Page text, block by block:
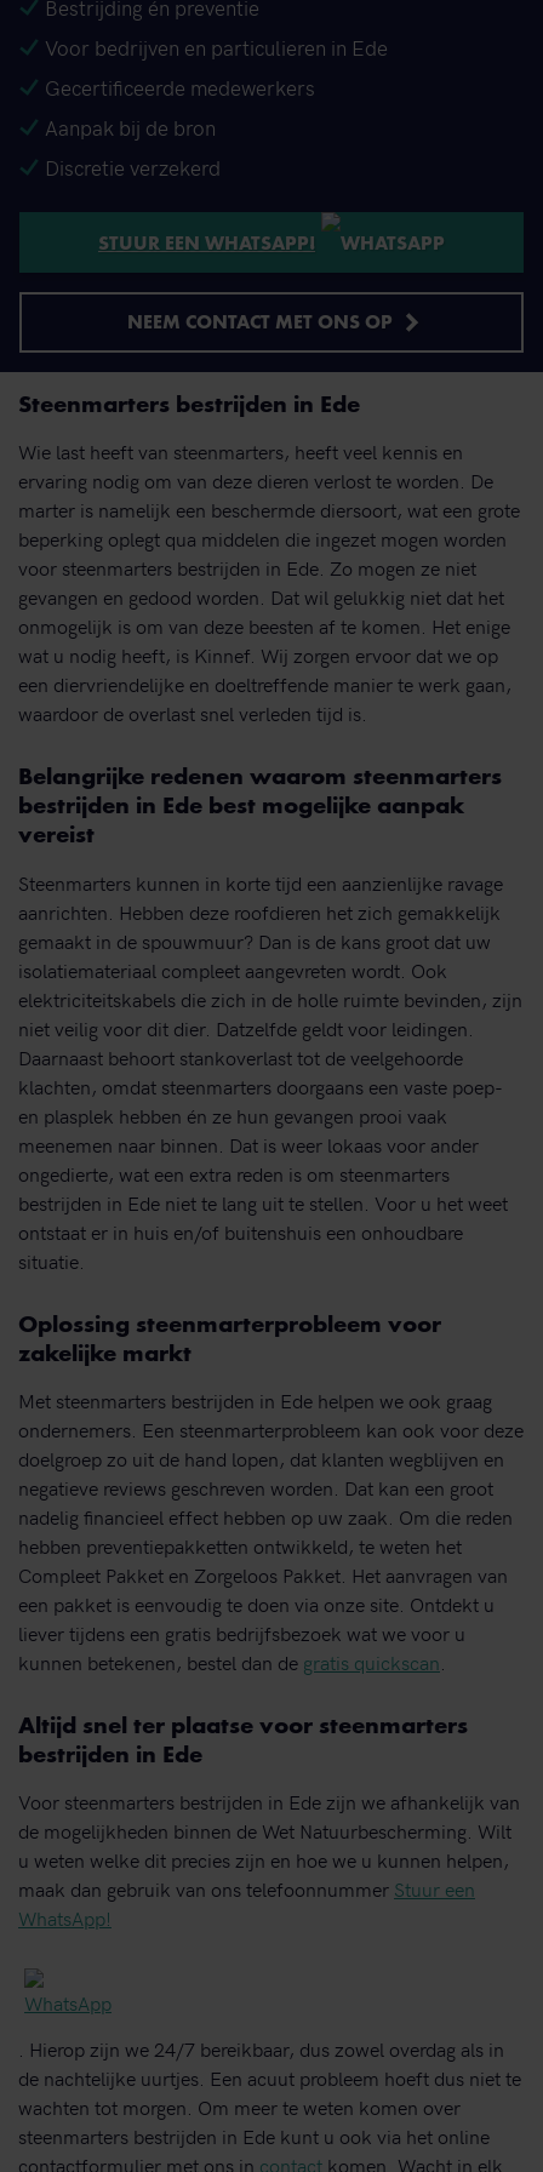
Bestrijding én preventie
Voor bedrijven en particulieren in Ede
Gecertificeerde medewerkers
Aanpak bij de bron
Discretie verzekerd
STUUR EEN WHATSAPP!
NEEM CONTACT MET ONS OP
Steenmarters bestrijden in Ede
Wie last heeft van steenmarters, heeft veel kennis en
ervaring nodig om van deze dieren verlost te worden. De
marter is namelijk een beschermde diersoort, wat een grote
beperking oplegt qua middelen die ingezet mogen worden
voor steenmarters bestrijden in Ede. Zo mogen ze niet
gevangen en gedood worden. Dat wil gelukkig niet dat het
onmogelijk is om van deze beesten af te komen. Het enige
wat u nodig heeft, is Kinnef. Wij zorgen ervoor dat we op
een diervriendelijke en doeltreffende manier te werk gaan,
waardoor de overlast snel verleden tijd is.
Belangrijke redenen waarom steenmarters
bestrijden in Ede best mogelijke aanpak
vereist
Steenmarters kunnen in korte tijd een aanzienlijke ravage
aanrichten. Hebben deze roofdieren het zich gemakkelijk
gemaakt in de spouwmuur? Dan is de kans groot dat uw
isolatiemateriaal compleet aangevreten wordt. Ook
elektriciteitskabels die zich in de holle ruimte bevinden, zijn
niet veilig voor dit dier. Datzelfde geldt voor leidingen.
Daarnaast behoort stankoverlast tot de veelgehoorde
klachten, omdat steenmarters doorgaans een vaste poep-
en plasplek hebben én ze hun gevangen prooi vaak
meenemen naar binnen. Dat is weer lokaas voor ander
ongedierte, wat een extra reden is om steenmarters
bestrijden in Ede niet te lang uit te stellen. Voor u het weet
ontstaat er in huis en/of buitenshuis een onhoudbare
situatie.
Oplossing steenmarterprobleem voor
zakelijke markt
Met steenmarters bestrijden in Ede helpen we ook graag
ondernemers. Een steenmarterprobleem kan ook voor deze
doelgroep zo uit de hand lopen, dat klanten wegblijven en
negatieve reviews geschreven worden. Dat kan een groot
nadelig financieel effect hebben op uw zaak. Om die reden
hebben preventiepakketten ontwikkeld, te weten het
Compleet Pakket en Zorgeloos Pakket. Het aanvragen van
een pakket is eenvoudig te doen via onze site. Ontdekt u
liever tijdens een gratis bedrijfsbezoek wat we voor u
kunnen betekenen, bestel dan de gratis quickscan
Altijd snel ter plaatse voor steenmarters
bestrijden in Ede
Voor steenmarters bestrijden in Ede zijn we afhankelijk van
de mogelijkheden binnen de Wet Natuurbescherming. Wilt
u weten welke dit precies zijn en hoe we u kunnen helpen,
maak dan gebruik van ons telefoonnummer Stuur een
WhatsApp!
. Hierop zijn we 24/7 bereikbaar, dus zowel overdag als in
de nachtelijke uurtjes. Een acuut probleem hoeft dus niet te
wachten tot morgen. Om meer te weten komen over
steenmarters bestrijden in Ede kunt u ook via het online
contactformulier met ons in contact komen. Wacht in elk